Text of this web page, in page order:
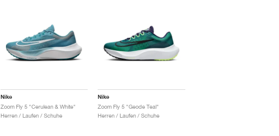
Nike
Zoom Fly 5 "Cerulean & White"
Herren / Laufen / Schuhe
Nike
Zoom Fly 5 "Geode Teal"
Herren / Laufen / Schuhe